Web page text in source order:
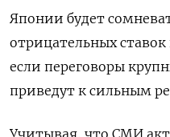
Японии будет
отрицательных
если переговоры
приведут к сильным